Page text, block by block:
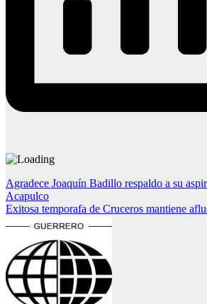
Navegación
de
entradas
Agradece Joaquín Badillo respaldo a su
Acapulco
Exitosa temporafa de Cruceros mantiene